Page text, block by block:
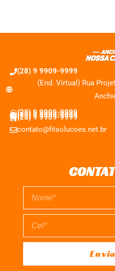
(28) 9 9909-9999
(End. Virtual) Rua
(28) 9 9909-9999
(28) 9 9909-9999
(28) 9 9909-9999
contato@fitsolucoes.net.br